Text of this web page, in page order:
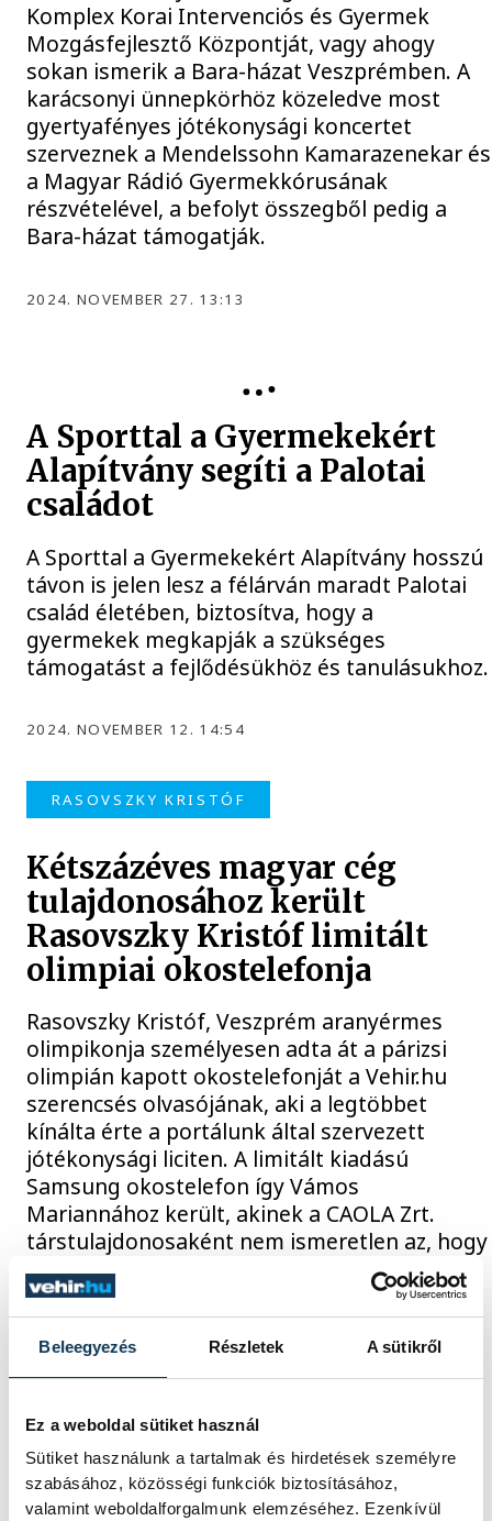
Beleegyezés Részletek A sütikről
Ez a weboldal sütiket használ
Sütiket használunk a tartalmak és hirdetések személyre
szabásához, közösségi funkciók biztosításához,
valamint weboldalforgalmunk elemzéséhez. Ezenkívül
Komplex Korai Intervenciós és Gyermek
Mozgásfejlesztő Központját, vagy ahogy
sokan ismerik a Bara-házat Veszprémben. A
karácsonyi ünnepkörhöz közeledve most
gyertyafényes jótékonysági koncertet
szerveznek a Mendelssohn Kamarazenekar és
a Magyar Rádió Gyermekkórusának
részvételével, a befolyt összegből pedig a
Bara-házat támogatják.
2024. NOVEMBER 27. 13:13
A Sporttal a Gyermekekért
Alapítvány segíti a Palotai
családot
A Sporttal a Gyermekekért Alapítvány hosszú
távon is jelen lesz a félárván maradt Palotai
család életében, biztosítva, hogy a
gyermekek megkapják a szükséges
támogatást a fejlődésükhöz és tanulásukhoz.
2024. NOVEMBER 12. 14:54
RASOVSZKY KRISTÓF
Kétszázéves magyar cég
tulajdonosához került
Rasovszky Kristóf limitált
olimpiai okostelefonja
Rasovszky Kristóf, Veszprém aranyérmes
olimpikonja személyesen adta át a párizsi
olimpián kapott okostelefonját a Vehir.hu
szerencsés olvasójának, aki a legtöbbet
kínálta érte a portálunk által szervezett
jótékonysági liciten. A limitált kiadású
Samsung okostelefon így Vámos
Mariannához került, akinek a CAOLA Zrt.
társtulajdonosaként nem ismeretlen az, hogy
jótékony célokat támogasson.
4